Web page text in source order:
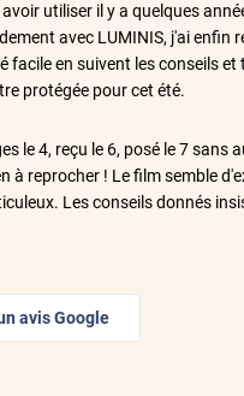
utiliser il y a quelques
avec LUMINIS, j'ai enfin
facile en suivent les conseils
protégée pour cet été.
le 4, reçu le 6, posé le 7 sans
à reprocher ! Le film semble
Les conseils donnés
très plate est préférable si
pas DPD. Mais les
avis Google